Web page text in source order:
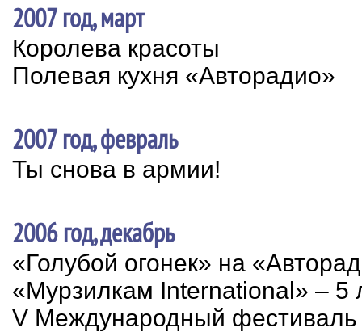
2007 год, март
Королева красоты
Полевая кухня «Авторадио»
2007 год, февраль
Ты снова в армии!
2006 год, декабрь
«Голубой огонек» на
«Мурзилкам International» – 5
V Международный фестиваль